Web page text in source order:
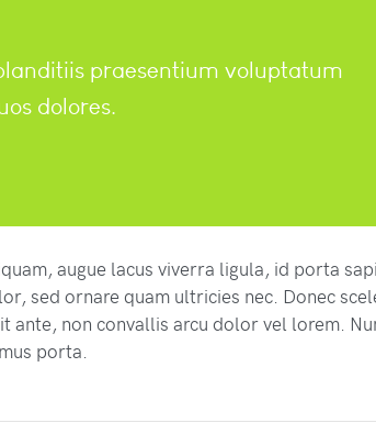
praesentium voluptatum
dolores.
augue lacus viverra ligula, id porta
sed ornare quam ultricies nec. Donec
ante, non convallis arcu dolor vel lorem.
porta.